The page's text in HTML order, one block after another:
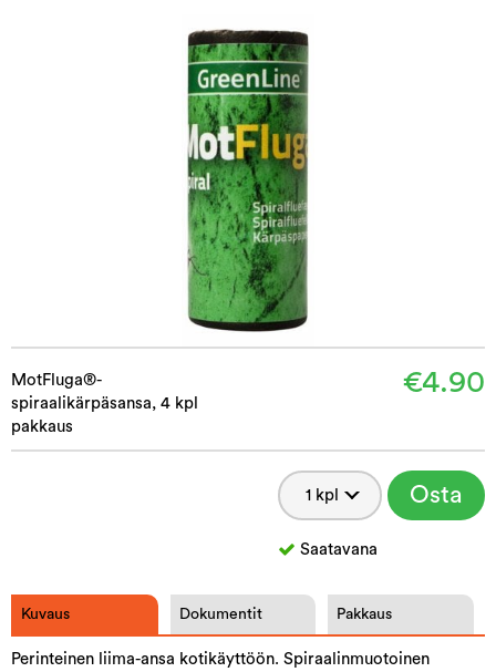
MotFluga®-
spiraalikärpäsansa, 4 kpl
pakkaus
€4.90
Osta
Saatavana
Kuvaus Dokumentit Pakkaus
Perinteinen liima-ansa kotikäyttöön. Spiraalinmuotoinen